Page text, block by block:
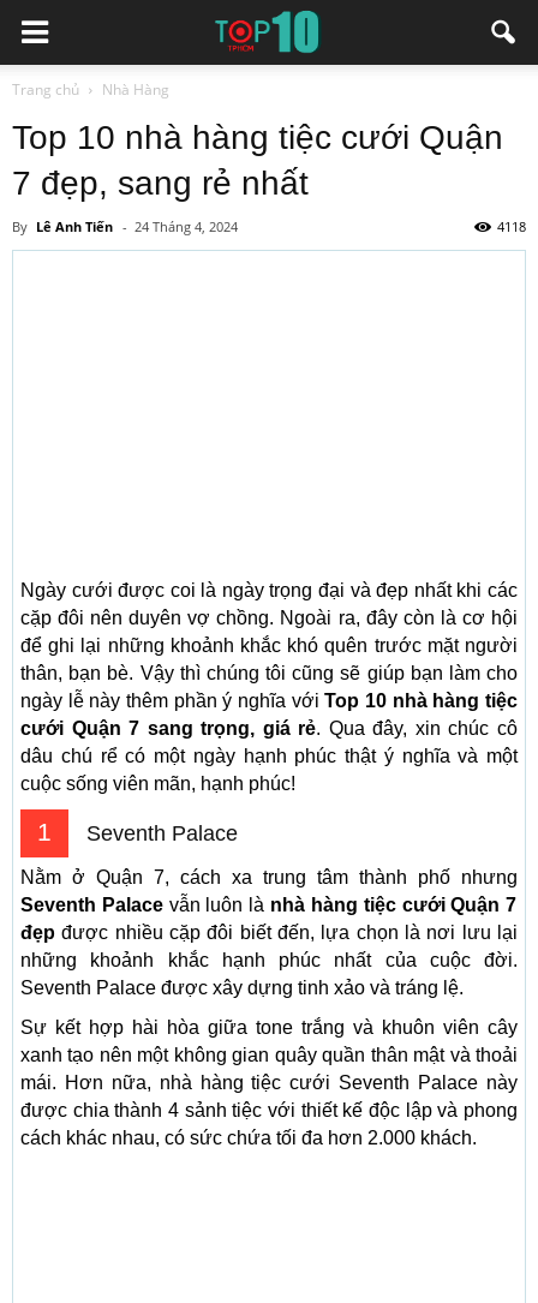
Trang chủ Nhà Hàng
Top 10 nhà hàng tiệc cưới Quận
7 đẹp, sang rẻ nhất
By Lê Anh Tiến - 24 Tháng 4, 2024 4118
Ngày cưới được coi là ngày trọng đại và đẹp nhất khi các
cặp đôi nên duyên vợ chồng. Ngoài ra, đây còn là cơ hội
để ghi lại những khoảnh khắc khó quên trước mặt người
thân, bạn bè. Vậy thì chúng tôi cũng sẽ giúp bạn làm cho
ngày lễ này thêm phần ý nghĩa với Top 10 nhà hàng tiệc
cưới Quận 7 sang trọng, giá rẻ. Qua đây, xin chúc cô
dâu chú rể có một ngày hạnh phúc thật ý nghĩa và một
cuộc sống viên mãn, hạnh phúc!
1 Seventh Palace
Nằm ở Quận 7, cách xa trung tâm thành phố nhưng
Seventh Palacevẫn luôn là nhà hàng tiệc cưới Quận 7
đẹp được nhiều cặp đôi biết đến, lựa chọn là nơi lưu lại
những khoảnh khắc hạnh phúc nhất của cuộc đời.
Seventh Palace được xây dựng tinh xảo và tráng lệ.
Sự kết hợp hài hòa giữa tone trắng và khuôn viên cây
xanh tạo nên một không gian quây quần thân mật và thoải
mái. Hơn nữa, nhà hàng tiệc cưới Seventh Palace này
được chia thành 4 sảnh tiệc với thiết kế độc lập và phong
cách khác nhau, có sức chứa tối đa hơn 2.000 khách.